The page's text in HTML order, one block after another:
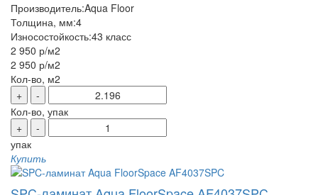
Производитель:Aqua Floor
Толщина, мм:4
Износостойкость:43 класс
2 950 р/м2
2 950 р/м2
Кол-во, м2
+
-
Кол-во, упак
+
-
упак
Купить